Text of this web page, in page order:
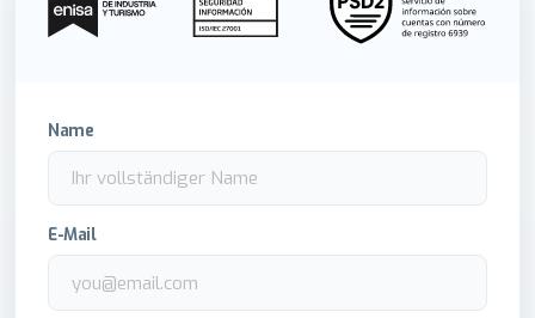
Name
E-Mail